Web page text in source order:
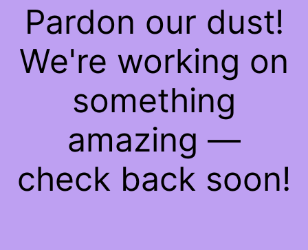
Pardon our dust!
We're working on
something
amazing —
check back soon!